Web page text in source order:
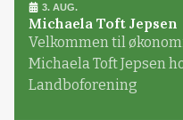
3. AUG.
Michaela Toft Jepsen
Velkommen til
Michaela Toft Jepsen
Landboforening